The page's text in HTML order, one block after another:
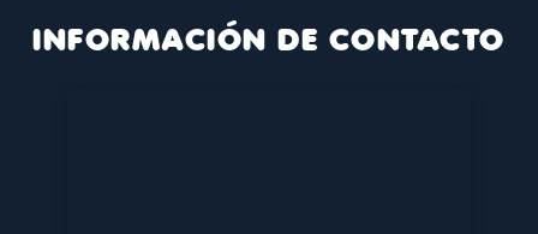
INFORMACIÓN DE CONTACTO